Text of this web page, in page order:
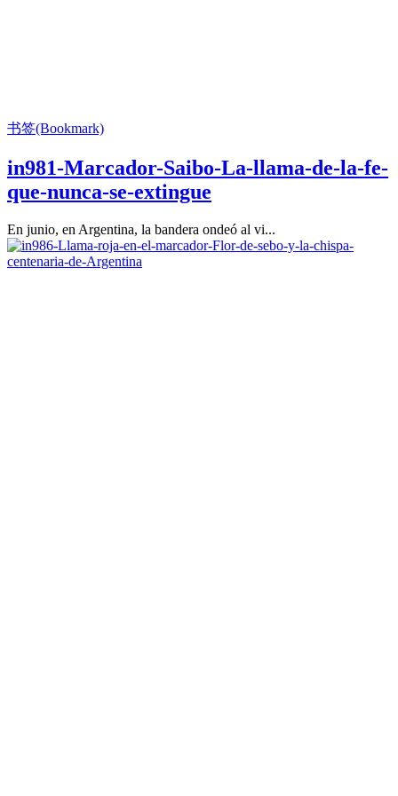
书签(Bookmark)
in981-Marcador-Saibo-La-llama-de-la-fe-
que-nunca-se-extingue
En junio, en Argentina, la bandera ondeó al vi...